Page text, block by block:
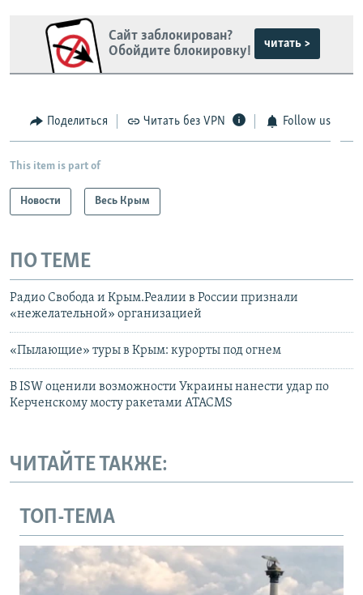
Сайт заблокирован?
Обойдите блокировку!
читать >
Поделиться Читать без VPN Follow us
This item is part of
Новости Весь Крым
ПО ТЕМЕ
Радио Свобода и Крым.Реалии в России признали
«нежелательной» организацией
«Пылающие» туры в Крым: курорты под огнем
В ISW оценили возможности Украины нанести удар по
Керченскому мосту ракетами ATACMS
ЧИТАЙТЕ ТАКЖЕ:
ТОП-ТЕМА